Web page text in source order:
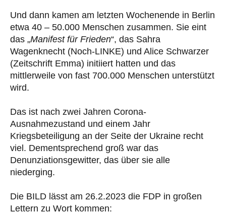
Und dann kamen am letzten Wochenende in Berlin
etwa 40 – 50.000 Menschen zusammen. Sie eint
das „Manifest für Frieden“, das Sahra
Wagenknecht (Noch-LINKE) und Alice Schwarzer
(Zeitschrift Emma) initiiert hatten und das
mittlerweile von fast 700.000 Menschen unterstützt
wird.
Das ist nach zwei Jahren Corona-
Ausnahmezustand und einem Jahr
Kriegsbeteiligung an der Seite der Ukraine recht
viel. Dementsprechend groß war das
Denunziationsgewitter, das über sie alle
niederging.
Die BILD lässt am 26.2.2023 die FDP in großen
Lettern zu Wort kommen: